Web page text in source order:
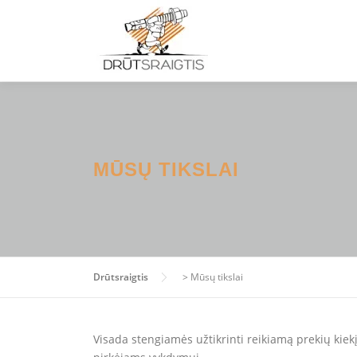
MŪSŲ TIKSLAI
Drūtsraigtis > Mūsų tikslai
Visada stengiamės užtikrinti reikiamą prekių